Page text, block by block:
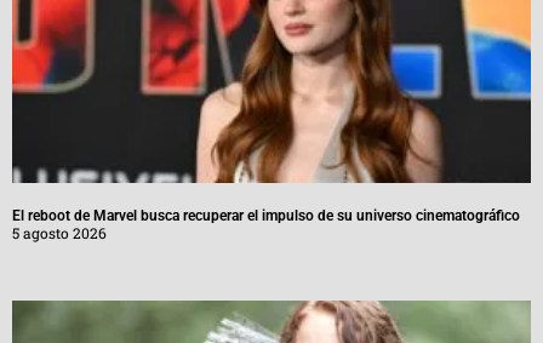
El reboot de Marvel busca recuperar el impulso de su universo cinematográfico
5 agosto 2026